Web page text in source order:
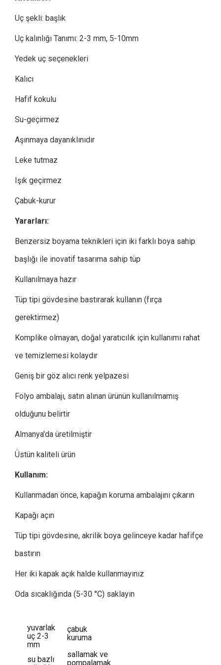
Uç şekli: başlık
Uç kalınlığı Tanımı: 2-3 mm, 5-10mm
Yedek uç seçenekleri
Kalıcı
Hafif kokulu
Su-geçirmez
Aşınmaya dayanıklınıdır
Leke tutmaz
Işık geçirmez
Çabuk-kurur
Yararları:
Benzersiz boyama teknikleri için iki farklı boya sahip
başlığı ile inovatif tasarıma sahip tüp
Kullanılmaya hazır
Tüp tipi gövdesine bastırarak kullanın (fırça
gerektirmez)
Komplike olmayan, doğal yaratıcılık için kullanımı rahat
ve temizlemesi kolaydır
Geniş bir göz alıcı renk yelpazesi
Folyo ambalajı, satın alınan ürünün kullanılmamış
olduğunu belirtir
Almanya'da üretilmiştir
Üstün kaliteli ürün
Kullanım:
Kullanmadan önce, kapağın koruma ambalajını çıkarın
Kapağı açın
Tüp tipi gövdesine, akrilik boya gelinceye kadar hafifçe
bastırın
Her iki kapak açık halde kullanmayınız
Oda sıcaklığında (5-30 °C) saklayın
yuvarlak
uç 2-3
mm
su bazlı
çabuk
kuruma
sallamak ve
pompalamak